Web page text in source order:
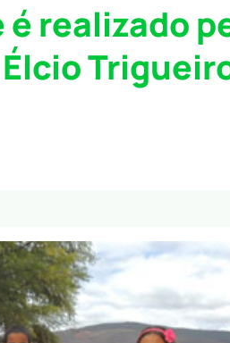
realizado